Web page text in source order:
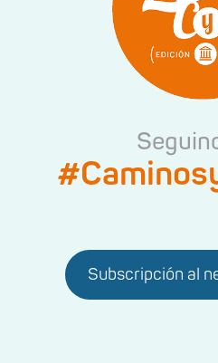
Subscripción al